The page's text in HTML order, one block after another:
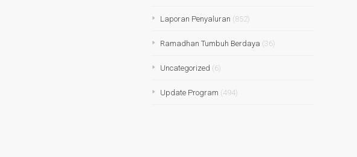
Laporan Penyaluran (852)
Ramadhan Tumbuh Berdaya (36)
Uncategorized (6)
Update Program (494)